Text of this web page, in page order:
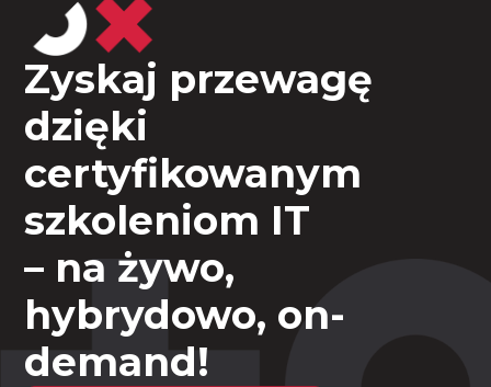
Zyskaj przewagę
dzięki
certyfikowanym
szkoleniom IT
– na żywo,
hybrydowo, on-
demand!